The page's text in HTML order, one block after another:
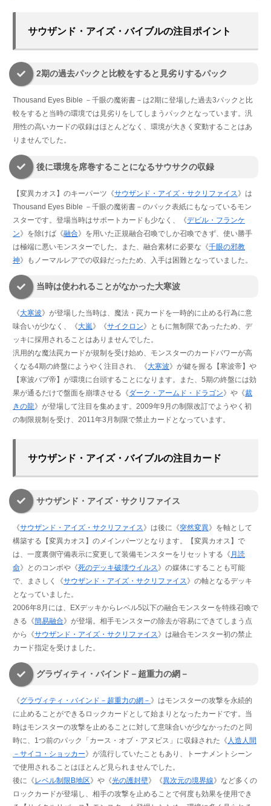
サウザンド・アイズ・バイブルの注目ポイント
2期の過去パックと比較をすると見劣りするパック
Thousand Eyes Bible －千眼の魔術書－は2期に登場した過去3パックと比
較をすると当時の環境では見劣りをしてしまうパックとなっています。汎
用性の高いカードの収録はほとんどなく、環境が大きく変動することはあ
りませんでした。
後に環境を席巻することになるサウサクの収録
【変異カオス】のキーパーツ《サウザンド・アイズ・サクリファイス》は
Thousand Eyes Bible －千眼の魔術書－のパック表紙にもなっているモン
スターです。登場当時はサポートカードも少なく、《デビル・フランケ
ン》を除けば《融合》を用いた正規融合召喚でしか召喚できず、使い勝手
は極端に悪いモンスターでした。また、融合素材に必要な《千眼の邪教
神》もノーマルレアでの収録だったため、入手は困難となっていました。
当時は使われることがなかった大寒波
《大寒波》が登場した当時は、魔法・罠カードを一時的に止める行為に意
味合いが少なく、《大嵐》《サイクロン》ともに無制限であったため、デ
ッキに採用されることはありませんでした。
汎用的な魔法罠カードが規制を受け始め、モンスターのカードパワーが高
くなる4期の終盤にようやく注目され、《大寒波》が鍵を握る【寒波帝】や
【寒波バブ帝】が環境に台頭することになります。また、5期の終盤には効
果が通るだけで盤面を崩壊させる《ダーク・アームド・ドラゴン》や《裁
きの龍》が登場して注目を集めます。2009年9月の制限改訂でようやく初
の制限規制を受け、2011年3月制限で禁止カードとなっています。
サウザンド・アイズ・バイブルの注目カード
サウザンド・アイズ・サクリファイス
《サウザンド・アイズ・サクリファイス》は後に《突然変異》を軸として
構築する【変異カオス】のメインパーツとなります。【変異カオス】で
は、一度裏側守備表示に変更して装備モンスターをリセットする《 月読
命》とのコンボや《死のデッキ破壊ウイルス》の媒体にすることも可能
で、まさしく《サウザンド・アイズ・サクリファイス》の軸となるデッキ
となっていました。
2006年8月には、EXデッキからレベル5以下の融合モンスターを特殊召喚で
きる《簡易融合》が登場。相手モンスターの除去が容易にできてしまう点
から《サウザンド・アイズ・サクリファイス》は融合モンスター初の禁止
カード指定を受けました。
グラヴィティ・バインド－超重力の網－
《グラヴィティ・バインド－超重力の網－ 》はモンスターの攻撃を永続的
に止めることができるロックカードとして始まりとなったカードです。当
時はモンスターの攻撃を止めることに対して意味合いが少なかったのと同
時に、1つ前のパック「カース・オブ・アヌビス」に収録された《 人造人間
－サイコ・ショッカー》が流行していたこともあり、トーナメントシーン
で使用されることはほとんど見られませんでした。
後に《レベル制限B地区》や《光の護封壁》《異次元の境界線》など多くの
ロックカードが登場し、相手の攻撃を止めることで何度も効果を使用でき